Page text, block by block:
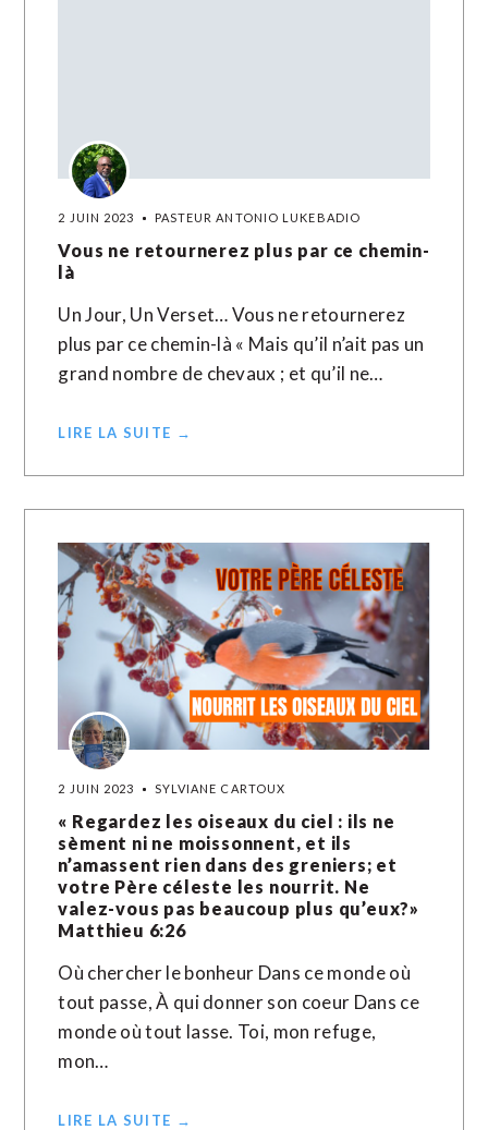
2 JUIN 2023 PASTEUR ANTONIO LUKEBADIO
Vous ne retournerez plus par ce chemin-
là
Un Jour, Un Verset… Vous ne retournerez
plus par ce chemin-là « Mais qu’il n’ait pas un
grand nombre de chevaux ; et qu’il ne…
LIRE LA SUITE →
2 JUIN 2023 SYLVIANE CARTOUX
« Regardez les oiseaux du ciel : ils ne
sèment ni ne moissonnent, et ils
n’amassent rien dans des greniers; et
votre Père céleste les nourrit. Ne
valez-vous pas beaucoup plus qu’eux?»
Matthieu‬ ‭6‬:‭26‬ ‭
Où chercher le bonheur Dans ce monde où
tout passe, À qui donner son coeur Dans ce
monde où tout lasse. Toi, mon refuge,
mon…
LIRE LA SUITE →